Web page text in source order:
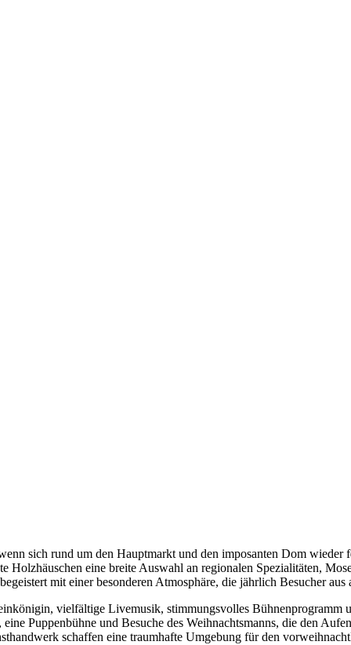
sich rund um den Hauptmarkt und den imposanten Dom
Holzhäuschen eine breite Auswahl an regionalen Spezialitäten,
mit einer besonderen Atmosphäre, die jährlich Besucher
vielfältige Livemusik, stimmungsvolles Bühnenprogramm
Puppenbühne und Besuche des Weihnachtsmanns, die den
schaffen eine traumhafte Umgebung für den